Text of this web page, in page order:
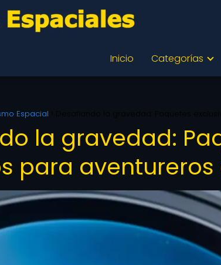
Inicio Categorías
Espacial
la gravedad:
para